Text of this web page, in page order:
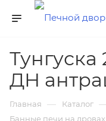
Тунгуска
ДН
Главная — Каталог
Банные печи на дровах